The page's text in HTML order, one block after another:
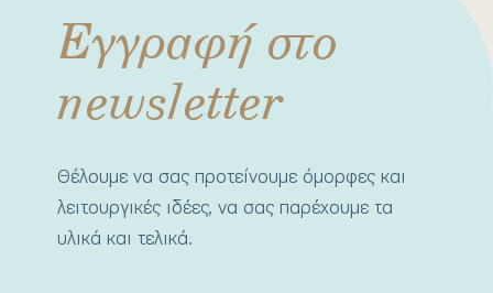
Εγγραφή στο
newsletter
Θέλουμε να σας προτείνουμε όμορφες και
λειτουργικές ιδέες, να σας παρέχουμε τα
υλικά και τελικά.